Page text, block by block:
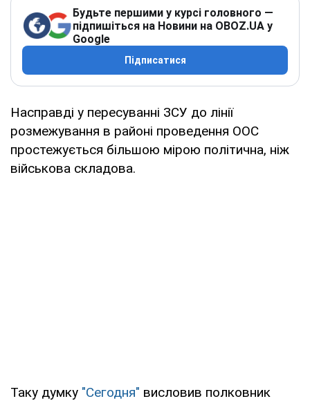
Будьте першими у курсі головного —
підпишіться на Новини на OBOZ.UA у
Google
Підписатися
Насправді у пересуванні ЗСУ до лінії
розмежування в районі проведення ООС
простежується більшою мірою політична, ніж
військова складова.
Таку думку "Сегодня" висловив полковник